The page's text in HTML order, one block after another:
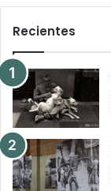
Recientes